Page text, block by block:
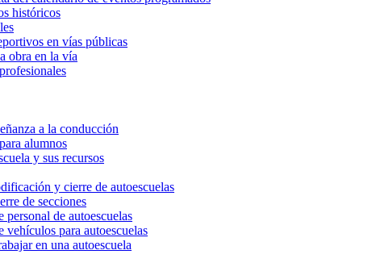
históricos
en vías públicas
obra en la vía
a la conducción
alumnos
y sus recursos
y cierre de autoescuelas
de secciones
personal de autoescuelas
vehículos para autoescuelas
en una autoescuela